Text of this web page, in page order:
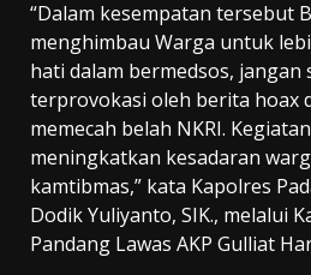
“Dalam kesempatan tersebut
menghimbau Warga untuk
hati dalam bermedsos,
terprovokasi oleh berita hoax
memecah belah NKRI.
meningkatkan kesadaran
kamtibmas,” kata Kapolres
Dodik Yuliyanto, SIK., melalui
Pandang Lawas AKP Gulliat